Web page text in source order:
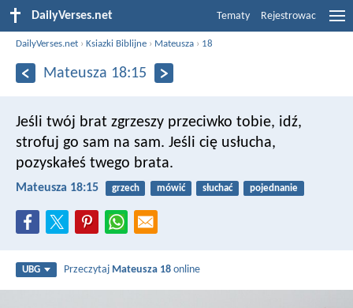
DailyVerses.net Tematy Rejestrowac
DailyVerses.net ›Ksiazki Biblijne › Mateusza › 18
Mateusza 18:15
Jeśli twój brat zgrzeszy przeciwko tobie, idź,
strofuj go sam na sam. Jeśli cię usłucha,
pozyskałeś twego brata.
Mateusza 18:15 grzech mówić słuchać pojednanie
UBG Przeczytaj Mateusza 18 online